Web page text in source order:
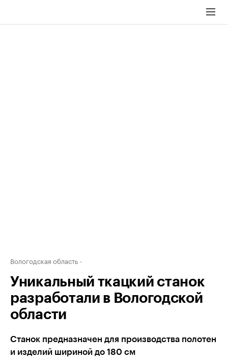
Вологодская область
Уникальный ткацкий станок
разработали в Вологодской
области
Станок предназначен для производства полотен
и изделий шириной до 180 см